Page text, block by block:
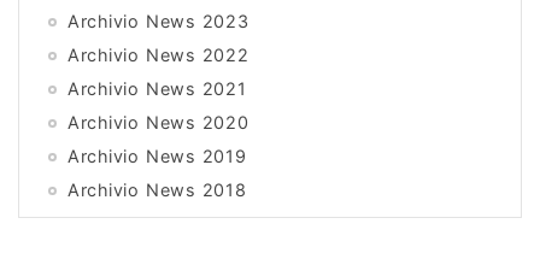
Archivio News 2023
Archivio News 2022
Archivio News 2021
Archivio News 2020
Archivio News 2019
Archivio News 2018
Archivio News 2017